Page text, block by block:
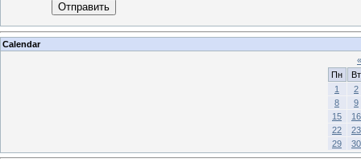
Отправить
Calendar
«
Пн
Вт
1
2
8
9
15
16
22
23
29
30